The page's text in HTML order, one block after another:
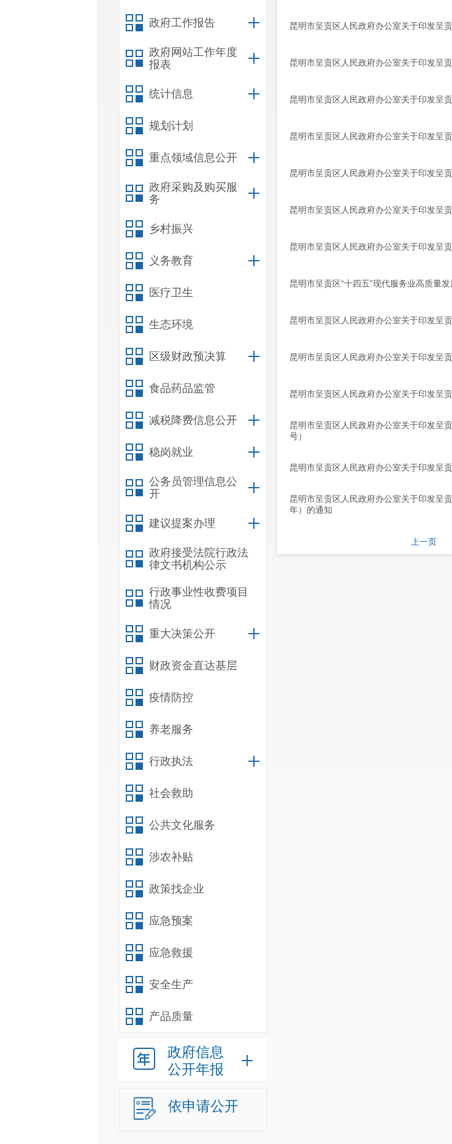
政府工作报告
政府网站工作年度
报表
统计信息
规划计划
重点领域信息公开
政府采购及购买服
务
乡村振兴
义务教育
医疗卫生
生态环境
区级财政预决算
食品药品监管
减税降费信息公开
稳岗就业
公务员管理信息公
开
建议提案办理
政府接受法院行政法
律文书机构公示
行政事业性收费项目
情况
重大决策公开
财政资金直达基层
疫情防控
养老服务
行政执法
社会救助
公共文化服务
涉农补贴
政策找企业
应急预案
应急救援
安全生产
产品质量
政府信息
公开年报
依申请公开
昆明市呈贡区人民政府办公室关于印发呈
昆明市呈贡区人民政府办公室关于印发呈
昆明市呈贡区人民政府办公室关于印发呈
昆明市呈贡区人民政府办公室关于印发呈
昆明市呈贡区人民政府办公室关于印发呈
昆明市呈贡区人民政府办公室关于印发呈
昆明市呈贡区人民政府办公室关于印发呈
昆明市呈贡区“十四五”现代服务业高质量发
昆明市呈贡区人民政府办公室关于印发呈
昆明市呈贡区人民政府办公室关于印发呈
昆明市呈贡区人民政府办公室关于印发呈
昆明市呈贡区人民政府办公室关于印发呈
号）
昆明市呈贡区人民政府办公室关于印发呈
昆明市呈贡区人民政府办公室关于印发呈
年）的通知
上一页